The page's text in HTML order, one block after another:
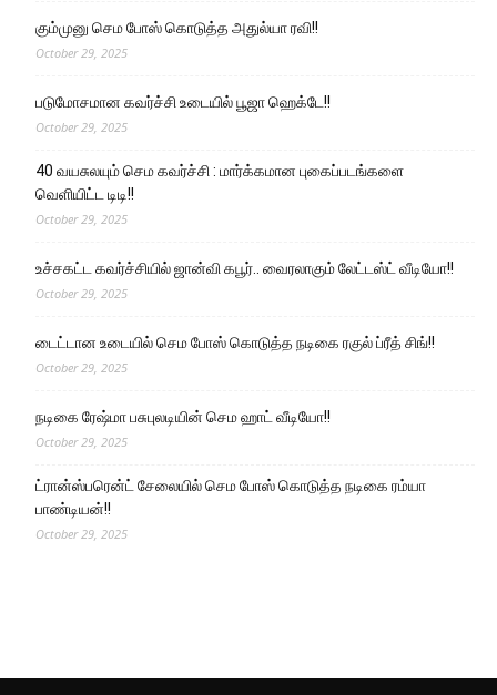
கும்முனு செம போஸ் கொடுத்த அதுல்யா ரவி!!
October 29, 2025
படுமோசமான கவர்ச்சி உடையில் பூஜா ஹெக்டே!!
October 29, 2025
40 வயசுலயும் செம கவர்ச்சி : மார்க்கமான புகைப்படங்களை
வெளியிட்ட டிடி!!
October 29, 2025
உச்சகட்ட கவர்ச்சியில் ஜான்வி கபூர்.. வைரலாகும் லேட்டஸ்ட் வீடியோ!!
October 29, 2025
டைட்டான உடையில் செம போஸ் கொடுத்த நடிகை ரகுல் ப்ரீத் சிங்!!
October 29, 2025
நடிகை ரேஷ்மா பசுபுலடியின் செம ஹாட் வீடியோ!!
October 29, 2025
ட்ரான்ஸ்பரென்ட் சேலையில் செம போஸ் கொடுத்த நடிகை ரம்யா
பாண்டியன்!!
October 29, 2025